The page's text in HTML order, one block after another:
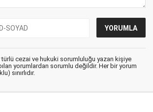
türlü cezai ve hukuki sorumluluğu yazan kişiye
yorumlardan sorumlu değildir. Her bir yorum
sınırlıdır.